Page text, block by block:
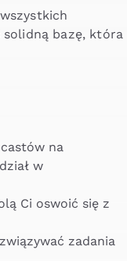
solidną bazę, która
na
w
Ci oswoić się z
zadania